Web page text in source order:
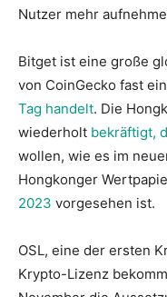
Nutzer mehr
Bitget ist eine große
von CoinGecko fast
Tag handelt. Die
wiederholt bekräftigt,
wollen, wie es im
Hongkonger
2023 vorgesehen ist.
OSL, eine der ersten
Krypto-Lizenz